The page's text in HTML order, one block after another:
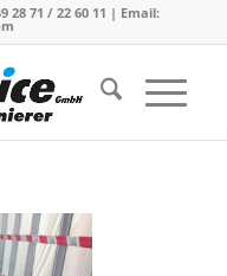
28 71 / 22 60 11 | Email: